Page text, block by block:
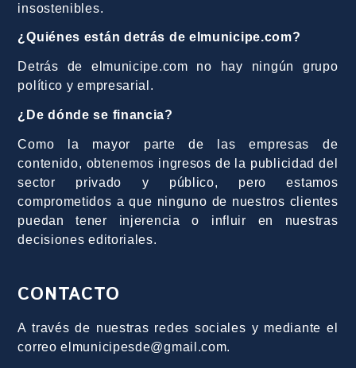
insostenibles.
¿Quiénes están detrás de elmunicipe.com?
Detrás de elmunicipe.com no hay ningún grupo
político y empresarial.
¿De dónde se financia?
Como la mayor parte de las empresas de
contenido, obtenemos ingresos de la publicidad del
sector privado y público, pero estamos
comprometidos a que ninguno de nuestros clientes
puedan tener injerencia o influir en nuestras
decisiones editoriales.
CONTACTO
A través de nuestras redes sociales y mediante el
correo elmunicipesde@gmail.com.